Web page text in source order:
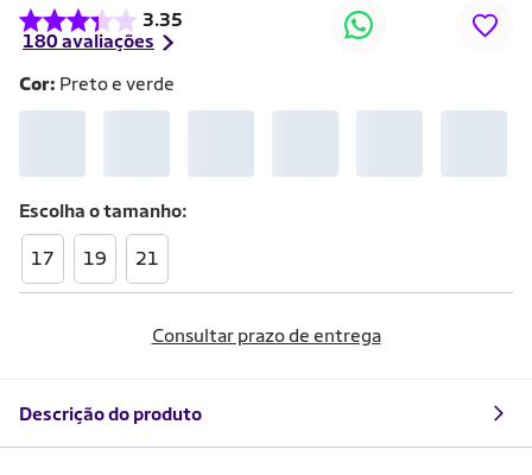
3.35
180 avaliações
Cor: Preto e verde
Escolha otamanho
17 19 21
Consultar prazo de entrega
Descrição do produto